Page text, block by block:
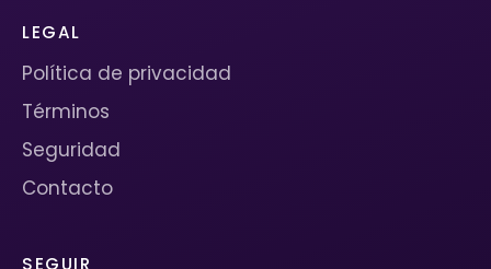
LEGAL
Política de privacidad
Términos
Seguridad
Contacto